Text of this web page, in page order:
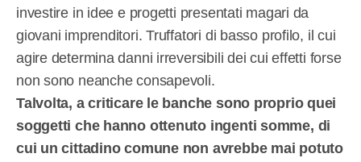
investire in idee e progetti presentati magari da
giovani imprenditori. Truffatori di basso profilo, il cui
agire determina danni irreversibili dei cui effetti forse
non sono neanche consapevoli.
Talvolta, a criticare le banche sono proprio quei
soggetti che hanno ottenuto ingenti somme, di
cui un cittadino comune non avrebbe mai potuto